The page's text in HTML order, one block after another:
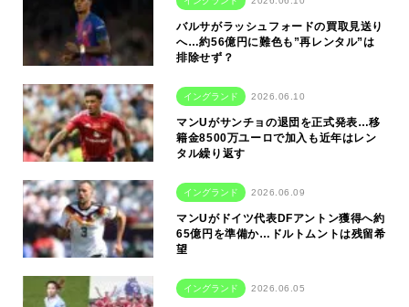
バルサがラッシュフォードの買取見送り
へ…約56億円に難色も”再レンタル”は
排除せず？
イングランド 2026.06.10
マンUがサンチョの退団を正式発表…移
籍金8500万ユーロで加入も近年はレン
タル繰り返す
イングランド 2026.06.09
マンUがドイツ代表DFアントン獲得へ約
65億円を準備か…ドルトムントは残留希
望
イングランド 2026.06.05